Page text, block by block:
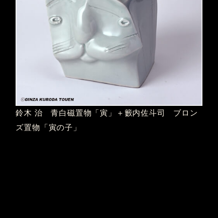
鈴木 治 青白磁置物「寅」＋籔内佐斗司 ブロン
ズ置物「寅の子」